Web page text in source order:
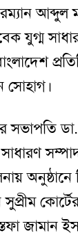
আব্দুল
যুগ্ম
সভাপতি ডা.
জামান